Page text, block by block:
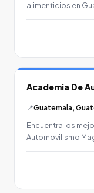
alimenticios en
Academia De
📍Guatemala,
Encuentra los
Automovilismo